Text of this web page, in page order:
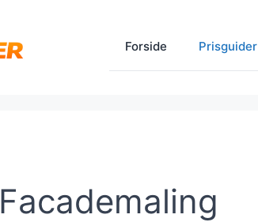
Forside Prisguider
Facademaling